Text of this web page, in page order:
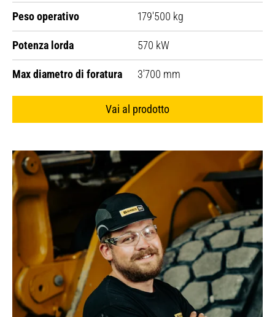
Peso operativo 179'500 kg
Potenza lorda 570 kW
Max diametro di foratura 3'700 mm
Vai al prodotto